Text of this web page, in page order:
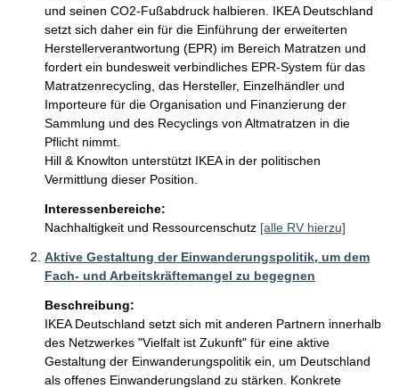
und seinen CO2-Fußabdruck halbieren. IKEA Deutschland
setzt sich daher ein für die Einführung der erweiterten
Herstellerverantwortung (EPR) im Bereich Matratzen und
fordert ein bundesweit verbindliches EPR-System für das
Matratzenrecycling, das Hersteller, Einzelhändler und
Importeure für die Organisation und Finanzierung der
Sammlung und des Recyclings von Altmatratzen in die
Pflicht nimmt.
Hill & Knowlton unterstützt IKEA in der politischen
Interessenbereiche:
Nachhaltigkeit und Ressourcenschutz [alle RV hierzu]
Aktive Gestaltung der Einwanderungspolitik, um dem
Fach- und Arbeitskräftemangel zu begegnen
Beschreibung:
IKEA Deutschland setzt sich mit anderen Partnern innerhalb
des Netzwerkes "Vielfalt ist Zukunft" für eine aktive
Gestaltung der Einwanderungspolitik ein, um Deutschland
als offenes Einwanderungsland zu stärken. Konkrete